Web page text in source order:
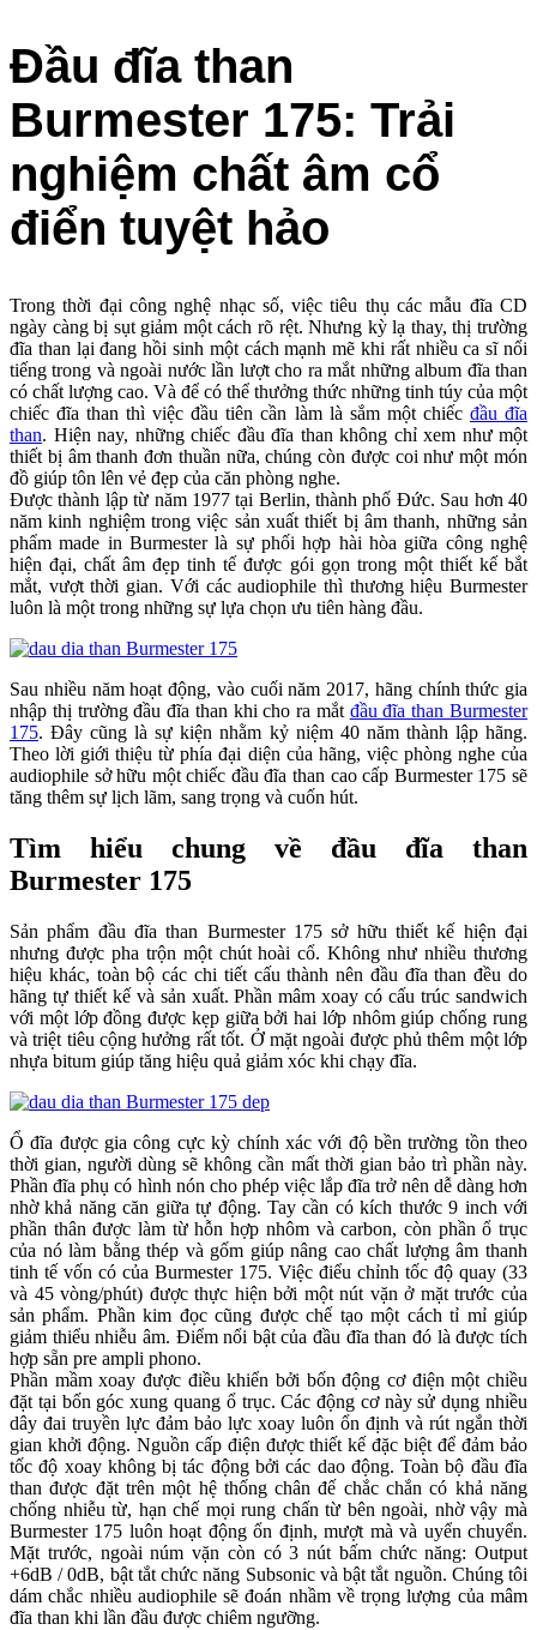
Đầu đĩa than
Burmester 175: Trải
nghiệm chất âm cổ
điển tuyệt hảo
Trong thời đại công nghệ nhạc số, việc tiêu thụ các mẫu đĩa CD
ngày càng bị sụt giảm một cách rõ rệt. Nhưng kỳ lạ thay, thị trường
đĩa than lại đang hồi sinh một cách mạnh mẽ khi rất nhiều ca sĩ nổi
tiếng trong và ngoài nước lần lượt cho ra mắt những album đĩa than
có chất lượng cao. Và để có thể thưởng thức những tinh túy của một
chiếc đĩa than thì việc đầu tiên cần làm là sắm một chiếc đầu đĩa
than. Hiện nay, những chiếc đầu đĩa than không chỉ xem như một
thiết bị âm thanh đơn thuần nữa, chúng còn được coi như một món
đồ giúp tôn lên vẻ đẹp của căn phòng nghe.
Được thành lập từ năm 1977 tại Berlin, thành phố Đức. Sau hơn 40
năm kinh nghiệm trong việc sản xuất thiết bị âm thanh, những sản
phẩm made in Burmester là sự phối hợp hài hòa giữa công nghệ
hiện đại, chất âm đẹp tinh tế được gói gọn trong một thiết kế bắt
mắt, vượt thời gian. Với các audiophile thì thương hiệu Burmester
luôn là một trong những sự lựa chọn ưu tiên hàng đầu.
Sau nhiều năm hoạt động, vào cuối năm 2017, hãng chính thức gia
nhập thị trường đầu đĩa than khi cho ra mắt đầu đĩa than Burmester
175. Đây cũng là sự kiện nhằm kỷ niệm 40 năm thành lập hãng.
Theo lời giới thiệu từ phía đại diện của hãng, việc phòng nghe của
audiophile sở hữu một chiếc đầu đĩa than cao cấp Burmester 175 sẽ
tăng thêm sự lịch lãm, sang trọng và cuốn hút.
Tìm hiểu chung về đầu đĩa than
Burmester 175
Sản phẩm đầu đĩa than Burmester 175 sở hữu thiết kế hiện đại
nhưng được pha trộn một chút hoài cổ. Không như nhiều thương
hiệu khác, toàn bộ các chi tiết cấu thành nên đầu đĩa than đều do
hãng tự thiết kế và sản xuất. Phần mâm xoay có cấu trúc sandwich
với một lớp đồng được kẹp giữa bởi hai lớp nhôm giúp chống rung
và triệt tiêu cộng hưởng rất tốt. Ở mặt ngoài được phủ thêm một lớp
nhựa bitum giúp tăng hiệu quả giảm xóc khi chạy đĩa.
Ổ đĩa được gia công cực kỳ chính xác với độ bền trường tồn theo
thời gian, người dùng sẽ không cần mất thời gian bảo trì phần này.
Phần đĩa phụ có hình nón cho phép việc lắp đĩa trở nên dễ dàng hơn
nhờ khả năng căn giữa tự động. Tay cần có kích thước 9 inch với
phần thân được làm từ hỗn hợp nhôm và carbon, còn phần ổ trục
của nó làm bằng thép và gốm giúp nâng cao chất lượng âm thanh
tinh tế vốn có của Burmester 175. Việc điểu chỉnh tốc độ quay (33
và 45 vòng/phút) được thực hiện bởi một nút vặn ở mặt trước của
sản phẩm. Phần kim đọc cũng được chế tạo một cách tỉ mỉ giúp
giảm thiểu nhiễu âm. Điểm nổi bật của đầu đĩa than đó là được tích
hợp sẵn pre ampli phono.
Phần mầm xoay được điều khiển bởi bốn động cơ điện một chiều
đặt tại bốn góc xung quang ổ trục. Các động cơ này sử dụng nhiều
dây đai truyền lực đảm bảo lực xoay luôn ổn định và rút ngắn thời
gian khởi động. Nguồn cấp điện được thiết kế đặc biệt để đảm bảo
tốc độ xoay không bị tác động bởi các dao động. Toàn bộ đầu đĩa
than được đặt trên một hệ thống chân đế chắc chắn có khả năng
chống nhiễu từ, hạn chế mọi rung chấn từ bên ngoài, nhờ vậy mà
Burmester 175 luôn hoạt động ổn định, mượt mà và uyển chuyển.
Mặt trước, ngoài núm vặn còn có 3 nút bấm chức năng: Output
+6dB / 0dB, bật tắt chức năng Subsonic và bật tắt nguồn. Chúng tôi
dám chắc nhiều audiophile sẽ đoán nhầm về trọng lượng của mâm
đĩa than khi lần đầu được chiêm ngưỡng.